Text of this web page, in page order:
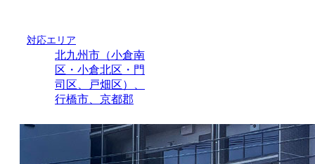
対応エリア
北九州市（小倉南
区・小倉北区・門
司区、戸畑区）、
行橋市、京都郡